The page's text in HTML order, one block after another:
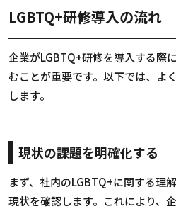
LGBTQ+研修導入の流れ
企業がLGBTQ+研修を導入する際
むことが重要です。以下では、よ
します。
現状の課題を明確化する
まず、社内のLGBTQ+に関する理
現状を確認します。これにより、